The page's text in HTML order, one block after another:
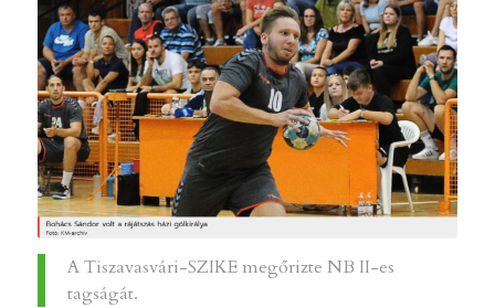
A Tiszavasvári-SZIKE megőrizte NB II-es
tagságát.